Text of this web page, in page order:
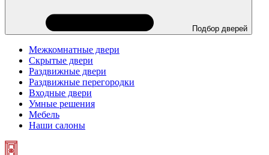
Подбор дверей
Межкомнатные двери
Скрытые двери
Раздвижные двери
Раздвижные перегородки
Входные двери
Умные решения
Мебель
Наши салоны